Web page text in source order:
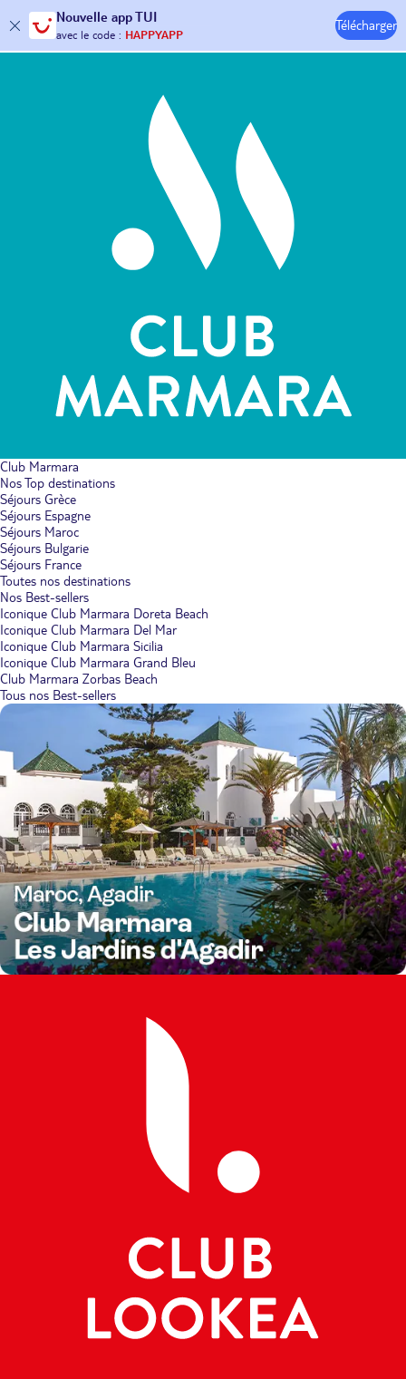
Nouvelle app TUI
30€ offerts*sur votrevoyage !
avec le code :HAPPYAPP
Télécharger
Hôtels & Clubs
Club Marmara
Nos Top destinations
Séjours Grèce
Séjours Espagne
Séjours Maroc
Séjours Bulgarie
Séjours France
Toutes nos destinations
Nos Best-sellers
Iconique Club Marmara Doreta Beach
Iconique Club Marmara Del Mar
Iconique Club Marmara Sicilia
Iconique Club Marmara Grand Bleu
Club Marmara Zorbas Beach
Tous nos Best-sellers